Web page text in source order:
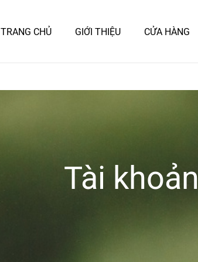
TRANG CHỦ GIỚI THIỆU CỬA HÀNG
Tài khoản